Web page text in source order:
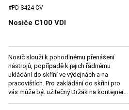
#PD-S424-CV
Nosiče C100 VDI
Nosič slouží k pohodlnému přenášení
nástrojů, popřípadě k jejich řádnému
ukládání do skříní ve výdejnách a na
pracovištích. Pro zakládání do skříní pro
vás může být užitečný Držák na kontejner